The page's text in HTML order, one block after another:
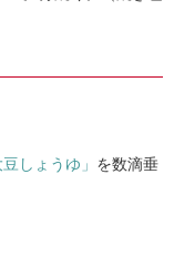
しょうゆ」 を数滴垂